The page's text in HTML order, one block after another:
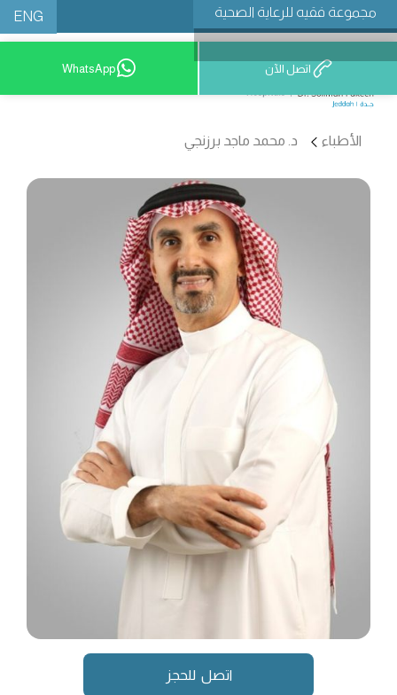
مجموعة فقيه للرعاية الصحية ENG
9200 12777 اتصل الآن WhatsApp
الأطباء د. محمد ماجد برزنجي
اتصل للحجز